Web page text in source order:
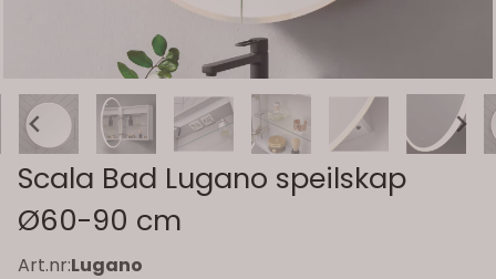
Scala Bad Lugano speilskap
Ø60-90 cm
Art.nr:Lugano